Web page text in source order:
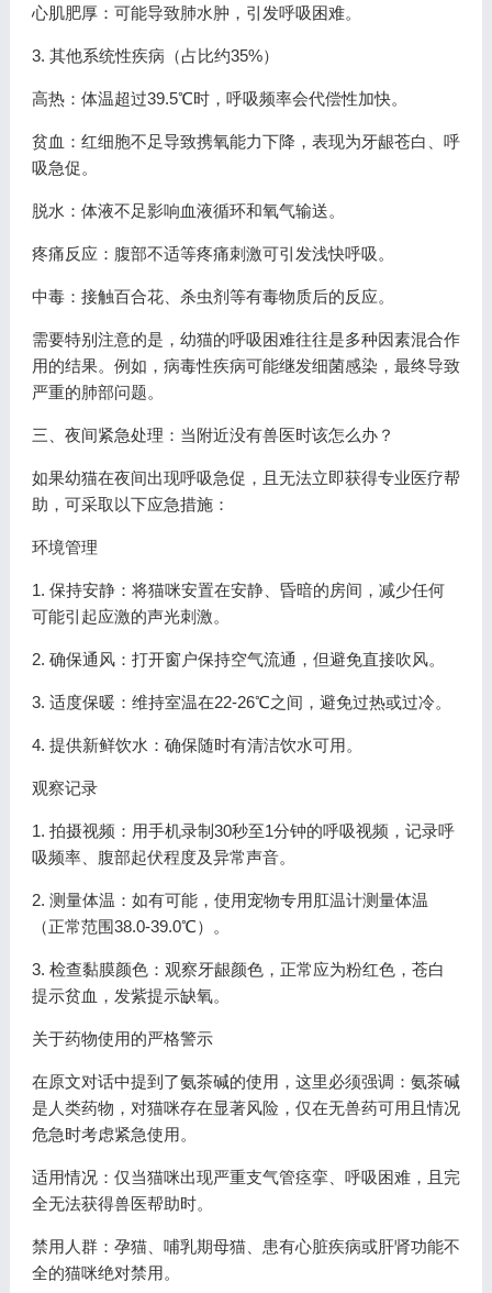
心肌肥厚：可能导致肺水肿，引发呼吸困难。
3. 其他系统性疾病（占比约35%）
高热：体温超过39.5℃时，呼吸频率会代偿性加快。
贫血：红细胞不足导致携氧能力下降，表现为牙龈苍白、呼
吸急促。
脱水：体液不足影响血液循环和氧气输送。
疼痛反应：腹部不适等疼痛刺激可引发浅快呼吸。
中毒：接触百合花、杀虫剂等有毒物质后的反应。
需要特别注意的是，幼猫的呼吸困难往往是多种因素混合作
用的结果。例如，病毒性疾病可能继发细菌感染，最终导致
严重的肺部问题。
三、夜间紧急处理：当附近没有兽医时该怎么办？
如果幼猫在夜间出现呼吸急促，且无法立即获得专业医疗帮
助，可采取以下应急措施：
环境管理
1. 保持安静：将猫咪安置在安静、昏暗的房间，减少任何
可能引起应激的声光刺激。
2. 确保通风：打开窗户保持空气流通，但避免直接吹风。
3. 适度保暖：维持室温在22-26℃之间，避免过热或过冷。
4. 提供新鲜饮水：确保随时有清洁饮水可用。
观察记录
1. 拍摄视频：用手机录制30秒至1分钟的呼吸视频，记录呼
吸频率、腹部起伏程度及异常声音。
2. 测量体温：如有可能，使用宠物专用肛温计测量体温
（正常范围38.0-39.0℃）。
3. 检查黏膜颜色：观察牙龈颜色，正常应为粉红色，苍白
提示贫血，发紫提示缺氧。
关于药物使用的严格警示
在原文对话中提到了氨茶碱的使用，这里必须强调：氨茶碱
是人类药物，对猫咪存在显著风险，仅在无兽药可用且情况
危急时考虑紧急使用。
适用情况：仅当猫咪出现严重支气管痉挛、呼吸困难，且完
全无法获得兽医帮助时。
禁用人群：孕猫、哺乳期母猫、患有心脏疾病或肝肾功能不
全的猫咪绝对禁用。